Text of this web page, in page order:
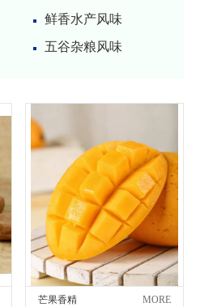
鲜香水产风味
五谷杂粮风味
芒果香精 MORE